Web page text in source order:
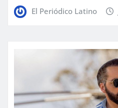
El Periódico Latino